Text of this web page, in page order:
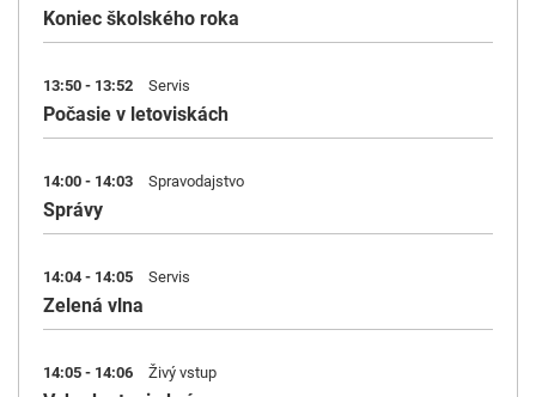
Koniec školského roka
13:50 - 13:52 Servis
Počasie v letoviskách
14:00 - 14:03 Spravodajstvo
Správy
14:04 - 14:05 Servis
Zelená vlna
14:05 - 14:06 Živý vstup